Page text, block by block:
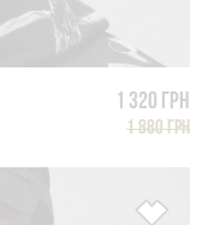
1 320 грн
1 880 грн